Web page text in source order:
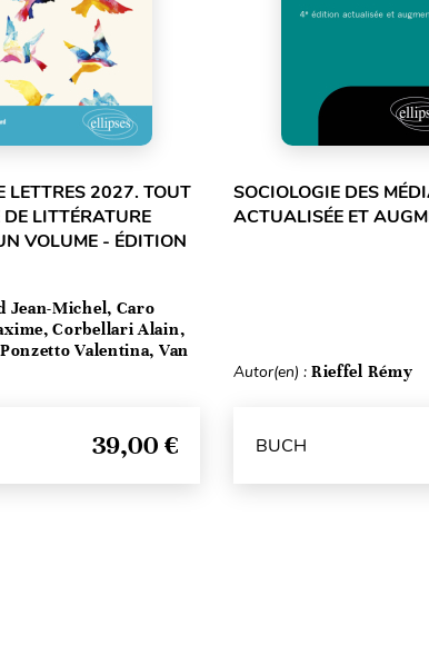
LETTRES 2027. TOUT
LITTÉRATURE
VOLUME - ÉDITION
Jean-Michel, Caro
Corbellari Alain,
Valentina, Van
39,00 €
SOCIOLOGIE DES
ACTUALISÉE ET
Autor(en) : Rieffel Rémy
BUCH